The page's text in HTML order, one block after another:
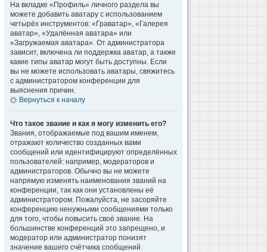
На вкладке «Профиль» личного раздела вы
можете добавить аватару с использованием
четырёх инструментов: «Граватар», «Галерея
аватар», «Удалённая аватара» или
«Загружаемая аватара». От администратора
зависит, включена ли поддержка аватар, а также
какие типы аватар могут быть доступны. Если
вы не можете использовать аватары, свяжитесь
с администратором конференции для
выяснения причин.
Вернуться к началу
Что такое звание и как я могу изменить его?
Звания, отображаемые под вашим именем,
отражают количество созданных вами
сообщений или идентифицируют определённых
пользователей: например, модераторов и
администраторов. Обычно вы не можете
напрямую изменять наименования званий на
конференции, так как они установлены её
администратором. Пожалуйста, не засоряйте
конференцию ненужными сообщениями только
для того, чтобы повысить своё звание. На
большинстве конференций это запрещено, и
модератор или администратор понизят
значение вашего счётчика сообщений.